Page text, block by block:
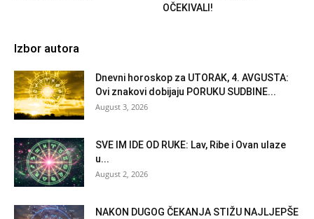
OČEKIVALI!
Izbor autora
Dnevni horoskop za UTORAK, 4. AVGUSTA:
Ovi znakovi dobijaju PORUKU SUDBINE...
August 3, 2026
SVE IM IDE OD RUKE: Lav, Ribe i Ovan ulaze
u...
August 2, 2026
NAKON DUGOG ČEKANJA STIŽU NAJLJEPŠE